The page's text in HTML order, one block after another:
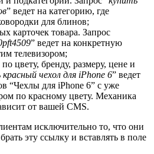
” ведет на категорию, где
для блинов;
карточек товара. Запрос
” ведет на конкретную
телевизором;
цвету, бренду, размеру, цене и
чехол для iPhone 6” ведет
“Чехлы для iPhone 6” с уже
по красному цвету. Механика
от вашей CMS.
исключительно то, что они
эту ссылку и вставлять в поле